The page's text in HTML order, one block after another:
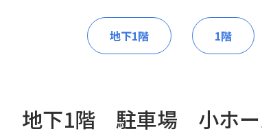
地下1階 1階
地下1階 駐車場 小ホー